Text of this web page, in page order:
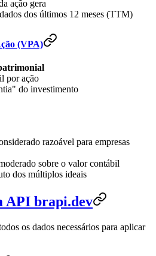
ação gera
dos últimos 12 meses (TTM)
(VPA)
por ação
do investimento
razoável para empresas
sobre o valor contábil
dos múltiplos ideais
API brapi.dev
os dados necessários para aplicar